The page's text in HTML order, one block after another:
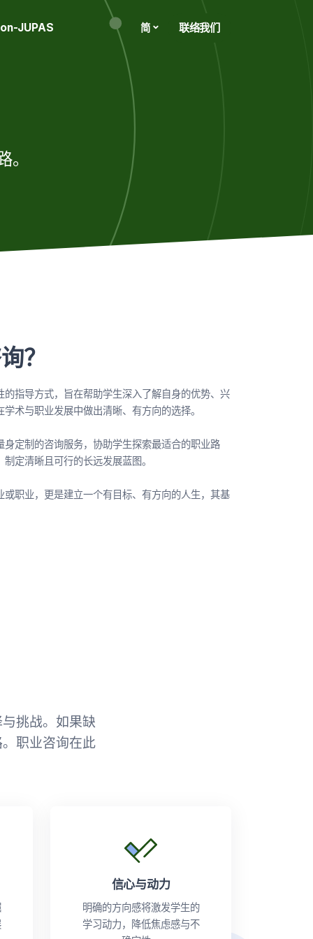
JUPAS 简 联络我们
？
指导方式，旨在帮助学生深入了解自身的优势、兴
术与职业发展中做出清晰、有方向的选择。
定制的咨询服务，协助学生探索最适合的职业路
定清晰且可行的长远发展蓝图。
职业，更是建立一个有目标、有方向的人生，其基
挑战。如果缺
职业咨询在此
信心与动力
明确的方向感将激发学生的
学习动力，降低焦虑感与不